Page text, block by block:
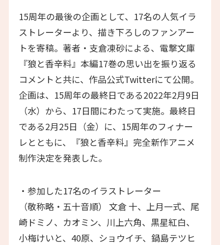
15周年の最後の企画として、17名の人気イラ
ストレーターより、描き下ろしのファンアー
トを寄稿。著者・支倉凍砂による、電撃文庫
『狼と香辛料』本編17巻の思い出を振り返る
コメントと共に、作品公式Twitterにて公開。
企画は、15周年の最終日である2022年2月9日
（水）から、17日間にわたって実施。最終日
である2月25日（金）に、15周年のフィナー
レとともに、『狼と香辛料』完全新作アニメ
制作決定を発表した。
・参加した17名のイラストレーター
（敬称略・五十音順） 文倉 十、上月一式、尾
崎ドミノ、カオミン、川上六角、黒星紅白、
小梅けいと、40原、ショウイチ、鍋島テツヒ